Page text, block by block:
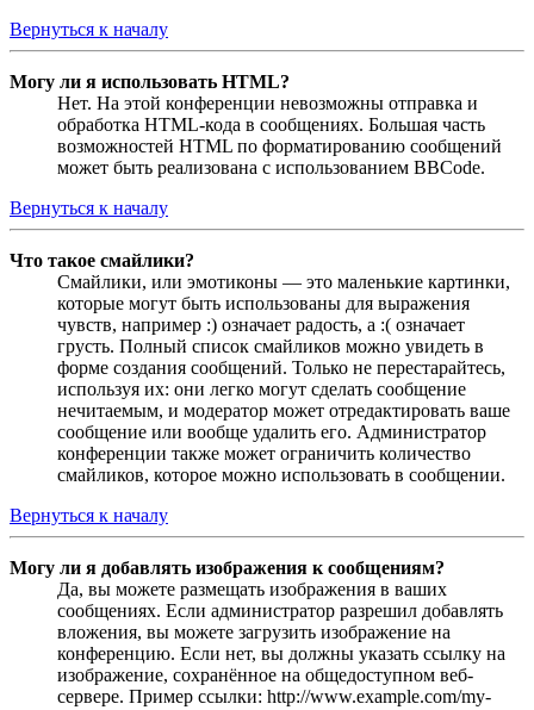
Вернуться к началу
Могу ли я использовать HTML?
Нет. На этой конференции невозможны отправка и
обработка HTML-кода в сообщениях. Большая часть
возможностей HTML по форматированию сообщений
может быть реализована с использованием BBCode.
Вернуться к началу
Что такое смайлики?
Смайлики, или эмотиконы — это маленькие картинки,
которые могут быть использованы для выражения
чувств, например :) означает радость, а :( означает
грусть. Полный список смайликов можно увидеть в
форме создания сообщений. Только не перестарайтесь,
используя их: они легко могут сделать сообщение
нечитаемым, и модератор может отредактировать ваше
сообщение или вообще удалить его. Администратор
конференции также может ограничить количество
смайликов, которое можно использовать в сообщении.
Вернуться к началу
Могу ли я добавлять изображения к сообщениям?
Да, вы можете размещать изображения в ваших
сообщениях. Если администратор разрешил добавлять
вложения, вы можете загрузить изображение на
конференцию. Если нет, вы должны указать ссылку на
изображение, сохранённое на общедоступном веб-
сервере. Пример ссылки: http://www.example.com/my-